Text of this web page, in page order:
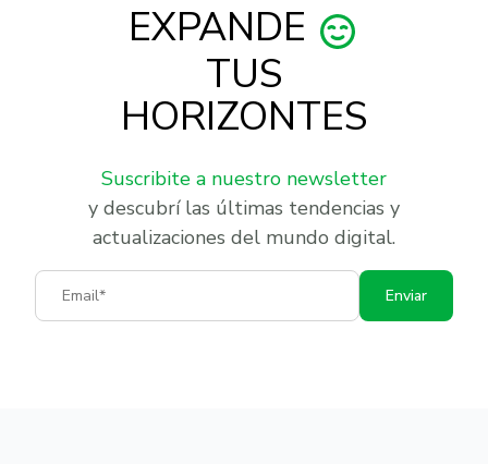
EXPANDE
TUS
HORIZONTES
Suscribite a nuestro newsletter
y descubrí las últimas tendencias y
actualizaciones del mundo digital.
Email
Enviar